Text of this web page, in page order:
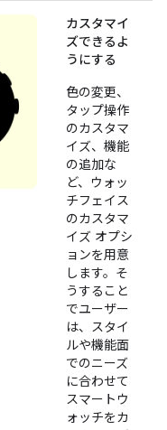
カスタマイ
ズできるよ
うにする
色の変更、
タップ操作
のカスタマ
イズ、機能
の追加な
ど、ウォッ
チフェイス
のカスタマ
イズ オプシ
ョンを用意
します。そ
うすること
でユーザー
は、スタイ
ルや機能面
でのニーズ
に合わせて
スマートウ
ォッチをカ